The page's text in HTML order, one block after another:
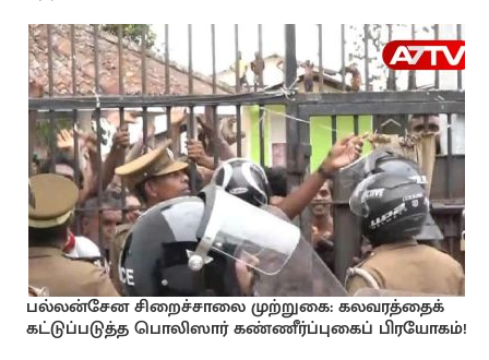
பல்லன்சேன சிறைச்சாலை முற்றுகை: கலவரத்தைக்
கட்டுப்படுத்த பொலிஸார் கண்ணீர்ப்புகைப் பிரயோகம்!